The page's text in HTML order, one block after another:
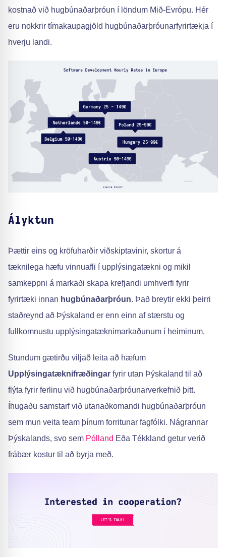
kostnað við hugbúnaðarþróun í löndum Mið-Evrópu. Hér
eru nokkrir tímakaupagjöld hugbúnaðarþróunarfyrirtækja í
hverju landi.
Ályktun
Þættir eins og kröfuharðir viðskiptavinir, skortur á
tæknilega hæfu vinnuafli í upplýsingatækni og mikil
samkeppni á markaði skapa krefjandi umhverfi fyrir
fyrirtæki innan hugbúnaðarþróun. Það breytir ekki þeirri
staðreynd að Þýskaland er enn einn af stærstu og
fullkomnustu upplýsingatæknimarkaðunum í heiminum.
Stundum gætirðu viljað leita að hæfum
Upplýsingatæknifræðingar fyrir utan Þýskaland til að
flýta fyrir ferlinu við hugbúnaðarþróunarverkefnið þitt.
Íhugaðu samstarf við utanaðkomandi hugbúnaðarþróun
sem mun veita team þínum forritunar fagfólki. Nágrannar
Þýskalands, svo sem Pólland Eða Tékkland getur verið
frábær kostur til að byrja með.